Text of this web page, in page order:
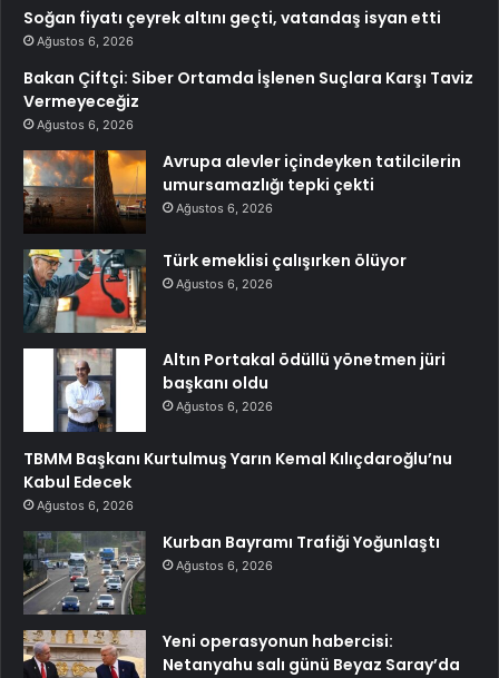
Soğan fiyatı çeyrek altını geçti, vatandaş isyan etti
Ağustos 6, 2026
Bakan Çiftçi: Siber Ortamda İşlenen Suçlara Karşı Taviz
Vermeyeceğiz
Ağustos 6, 2026
Avrupa alevler içindeyken tatilcilerin
umursamazlığı tepki çekti
Ağustos 6, 2026
Türk emeklisi çalışırken ölüyor
Ağustos 6, 2026
Altın Portakal ödüllü yönetmen jüri
başkanı oldu
Ağustos 6, 2026
TBMM Başkanı Kurtulmuş Yarın Kemal Kılıçdaroğlu’nu
Kabul Edecek
Ağustos 6, 2026
Kurban Bayramı Trafiği Yoğunlaştı
Ağustos 6, 2026
Yeni operasyonun habercisi:
Netanyahu salı günü Beyaz Saray’da